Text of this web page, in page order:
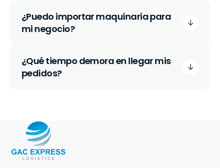
¿Puedo importar maquinaria para
mi negocio?
¿Qué tiempo demora en llegar mis
pedidos?